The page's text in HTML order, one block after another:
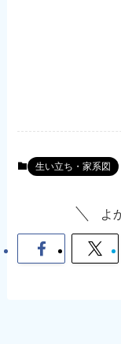
生い立ち・家系図
よ